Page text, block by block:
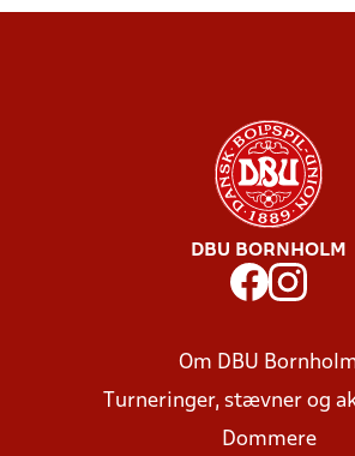
DBU BORNHOLM
Om DBU
Turneringer, stævner og
Dommere